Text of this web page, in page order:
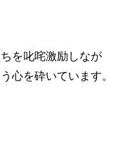
を叱咤激励しなが
心を砕いています。